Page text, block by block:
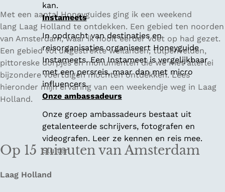
kan.
Instameets
In opdracht van destinaties en
reisorganisaties organiseert Honeyguide
Instameets. Een Instameet is vergelijkbaar
met een persreis, maar dan met micro
influencers.
Onze ambassadeurs
Onze groep ambassadeurs bestaat uit
getalenteerde schrijvers, fotografen en
videografen. Leer ze kennen en reis mee.
Sluiten
Met een aantal Honeyguides ging ik een weekend
lang Laag Holland te ontdekken. Een gebied ten noorden
van Amsterdam, waar ik nooit eerder voet op had gezet.
Een gebied vol uitgestrekte weilanden, tulpenvelden,
pittoreske dorpjes en monumenten die we met allerlei
bijzondere voertuigen mochten ontdekken. Lees
hieronder mijn ervaring van een weekendje weg in Laag
Holland.
Op 15 minuten van Amsterdam
Laag Holland